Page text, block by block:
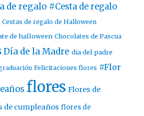
de regalo #Cesta de regalo
Cestas de regalo de Halloween
de halloween Chocolates de Pascua
Día de la Madre dia del padre
Felicitaciones flores #Flor
flores Flores de
de cumpleaños flores de